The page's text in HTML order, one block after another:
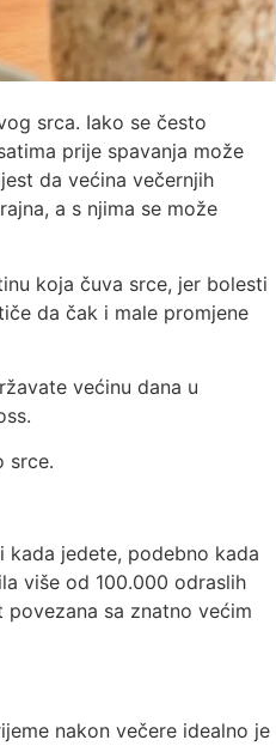
srca. Iako se često
prije spavanja može
da većina večernjih
a s njima se može
koja čuva srce, jer bolesti
da čak i male promjene
većinu dana u
srce.
kada jedete, podebno kada
više od 100.000 odraslih
sa znatno većim
nakon večere idealno je